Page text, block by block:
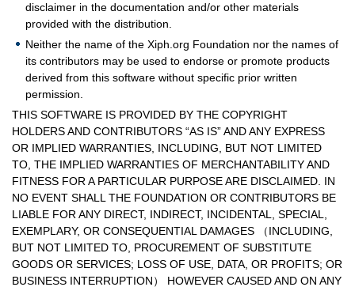
disclaimer in the documentation and/or other materials
provided with the distribution.
Neither the name of the Xiph.org Foundation nor the names of
its contributors may be used to endorse or promote products
derived from this software without specific prior written
permission.
THIS SOFTWARE IS PROVIDED BY THE COPYRIGHT
HOLDERS AND CONTRIBUTORS “AS IS” AND ANY EXPRESS
OR IMPLIED WARRANTIES, INCLUDING, BUT NOT LIMITED
TO, THE IMPLIED WARRANTIES OF MERCHANTABILITY AND
FITNESS FOR A PARTICULAR PURPOSE ARE DISCLAIMED. IN
NO EVENT SHALL THE FOUNDATION OR CONTRIBUTORS BE
LIABLE FOR ANY DIRECT, INDIRECT, INCIDENTAL, SPECIAL,
EXEMPLARY, OR CONSEQUENTIAL DAMAGES （INCLUDING,
BUT NOT LIMITED TO, PROCUREMENT OF SUBSTITUTE
GOODS OR SERVICES; LOSS OF USE, DATA, OR PROFITS; OR
BUSINESS INTERRUPTION） HOWEVER CAUSED AND ON ANY